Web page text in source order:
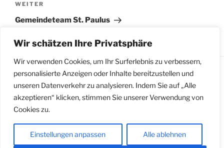
Wir schätzen Ihre Privatsphäre
Wir verwenden Cookies, um Ihr Surferlebnis zu verbessern,
personalisierte Anzeigen oder Inhalte bereitzustellen und
unseren Datenverkehr zu analysieren. Indem Sie auf „Alle
akzeptieren“ klicken, stimmen Sie unserer Verwendung von
Cookies zu.
Einstellungen anpassen Alle ablehnen
Nächster
Beitrag
WEITER
Gemeindeteam St. Paulus
Impressum | Datenschutzerklärung
Meldestelle
gemäß Hinweisgeberschutzgesetz